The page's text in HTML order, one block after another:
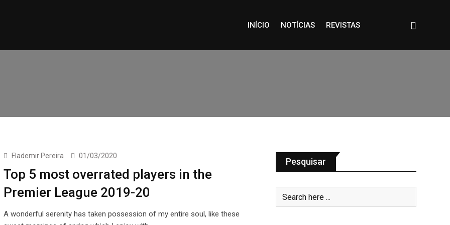
INÍCIO NOTÍCIAS REVISTAS
Flademir Pereira 01/03/2020
Top 5 most overrated players in the
Premier League 2019-20
A wonderful serenity has taken possession of my entire soul, like these
Pesquisar